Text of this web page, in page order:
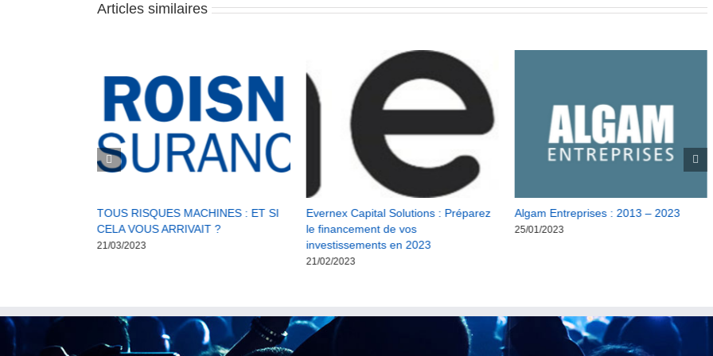
Articles similaires
TOUS RISQUES MACHINES : ET SI
CELA VOUS ARRIVAIT ?
21/03/2023
Evernex Capital Solutions : Préparez
le financement de vos
investissements en 2023
21/02/2023
Algam Entreprises : 2013 – 2023
25/01/2023